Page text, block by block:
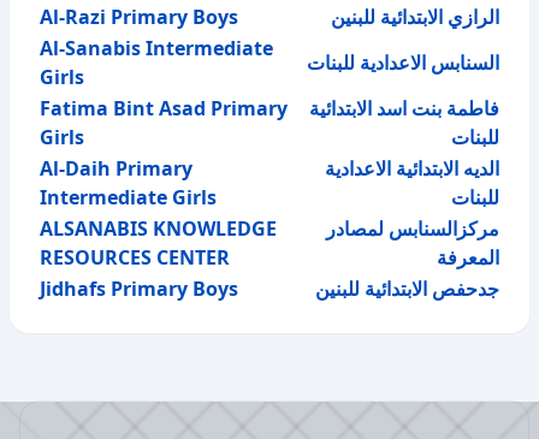
Al-Razi Primary Boys
الرازي الابتدائية للبنين
Al-Sanabis Intermediate
Girls
السنابس الاعدادية للبنات
Fatima Bint Asad Primary
Girls
فاطمة بنت اسد الابتدائية
للبنات
Al-Daih Primary
Intermediate Girls
الديه الابتدائية الاعدادية
للبنات
ALSANABIS KNOWLEDGE
RESOURCES CENTER
مركزالسنابس لمصادر
المعرفة
Jidhafs Primary Boys
جدحفص الابتدائية للبنين